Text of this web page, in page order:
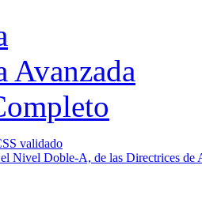
Avanzada